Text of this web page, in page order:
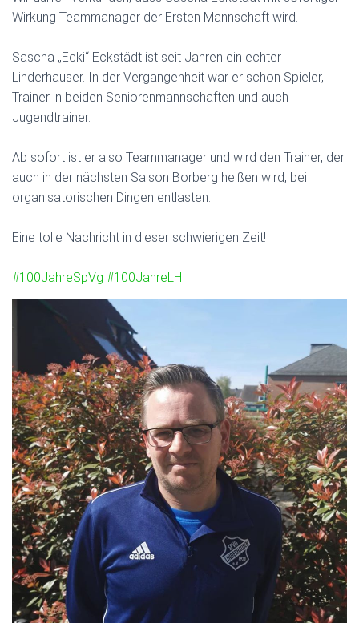
N
Wirkung Teammanager der Ersten Mannschaft wird.
Sascha „Ecki“ Eckstädt ist seit Jahren ein echter
Linderhauser. In der Vergangenheit war er schon Spieler,
Trainer in beiden Seniorenmannschaften und auch
Jugendtrainer.
Ab sofort ist er also Teammanager und wird den Trainer, der
auch in der nächsten Saison Borberg heißen wird, bei
organisatorischen Dingen entlasten.
Eine tolle Nachricht in dieser schwierigen Zeit!
#100JahreSpVg #100JahreLH